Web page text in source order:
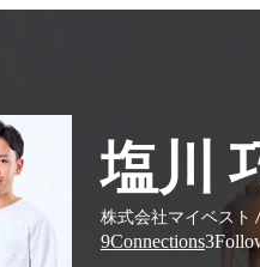
塩川
株式会社マイベスト
9Connections3